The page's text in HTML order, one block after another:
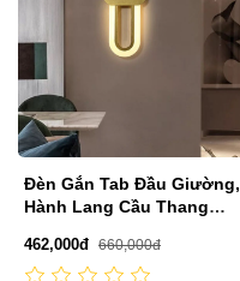
Đèn Gắn Tab Đầu Giường,
Hành Lang Cầu Thang
462,000đ 660,000đ